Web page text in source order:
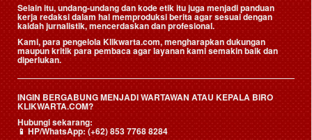
Selain itu, undang-undang dan kode etik itu juga menjadi panduan
kerja redaksi dalam hal memproduksi berita agar sesuai dengan
kaidah jurnalistik, mencerdaskan dan profesional.
Kami, para pengelola Klikwarta.com, mengharapkan dukungan
maupun kritik para pembaca agar layanan kami semakin baik dan
diperlukan.
INGIN BERGABUNG MENJADI WARTAWAN ATAU KEPALA BIRO
KLIKWARTA.COM?
Hubungi sekarang:
📱HP/WhatsApp:(+62) 853 7768 8284